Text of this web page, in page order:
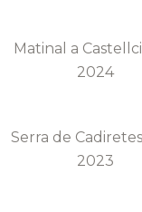
Matinal a
2024
Serra de Cadiretes
2023